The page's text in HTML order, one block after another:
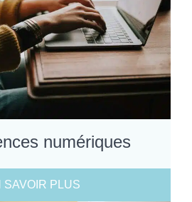
numériques
SAVOIR PLUS